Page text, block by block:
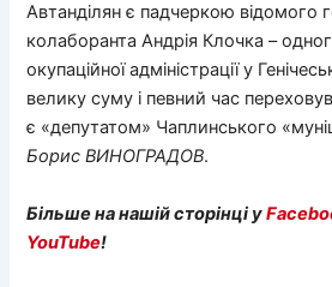
Автанділян є падчеркою відомого
колаборанта Андрія Клочка –
окупаційної адміністрації у
велику суму і певний час
є «депутатом» Чаплинського
Борис ВИНОГРАДОВ.
Більше на нашій сторінці у
YouTube!